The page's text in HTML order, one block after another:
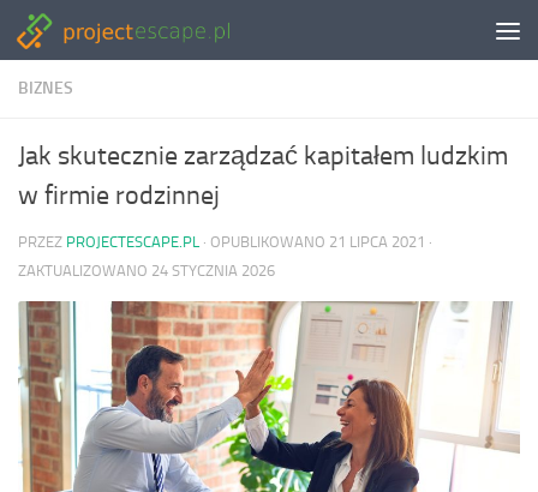
Skip to content
BIZNES
Jak skutecznie zarządzać kapitałem ludzkim
w firmie rodzinnej
PRZEZ PROJECTESCAPE.PL · OPUBLIKOWANO 21 LIPCA 2021 ·
ZAKTUALIZOWANO 24 STYCZNIA 2026